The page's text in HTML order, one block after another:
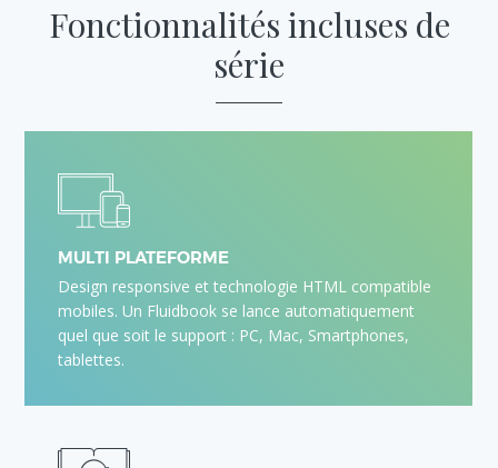
Fonctionnalités incluses de
série
MULTI PLATEFORME
Design responsive et technologie HTML compatible
mobiles. Un Fluidbook se lance automatiquement
quel que soit le support : PC, Mac, Smartphones,
tablettes.